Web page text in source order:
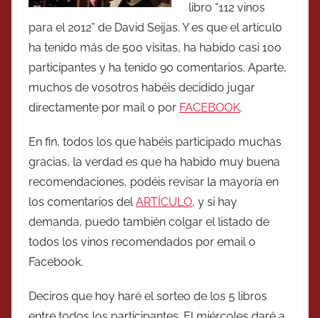
libro “112 vinos
para el 2012” de David Seijas. Y es que el artículo
ha tenido más de 500 visitas, ha habido casi 100
participantes y ha tenido 90 comentarios. Aparte,
muchos de vosotros habéis decidido jugar
directamente por mail o por FACEBOOK.
En fin, todos los que habéis participado muchas
gracias, la verdad es que ha habido muy buena
recomendaciones, podéis revisar la mayoría en
los comentarios delARTÍCULO, y si hay
demanda, puedo también colgar el listado de
todos los vinos recomendados por email o
Facebook.
Deciros que hoy haré el sorteo de los 5 libros